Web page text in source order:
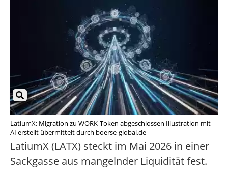
LatiumX: Migration zu WORK-Token abgeschlossen Illustration mit
AI erstellt übermittelt durch boerse-global.de
LatiumX (LATX) steckt im Mai 2026 in einer
Sackgasse aus mangelnder Liquidität fest.